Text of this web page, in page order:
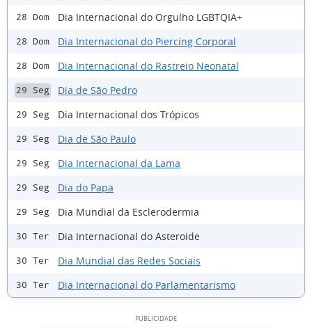
28 Dom Dia Internacional do Orgulho LGBTQIA+
28 Dom Dia Internacional do Piercing Corporal
28 Dom Dia Internacional do Rastreio Neonatal
29 Seg Dia de São Pedro
29 Seg Dia Internacional dos Trópicos
29 Seg Dia de São Paulo
29 Seg Dia Internacional da Lama
29 Seg Dia do Papa
29 Seg Dia Mundial da Esclerodermia
30 Ter Dia Internacional do Asteroide
30 Ter Dia Mundial das Redes Sociais
30 Ter Dia Internacional do Parlamentarismo